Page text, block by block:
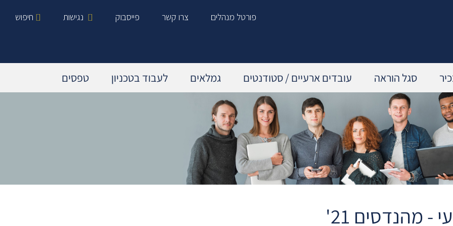
פורטל מנהלים צרו קשר פייסבוק נגישות חיפוש
תכנית הדרכה שנתית
עדכון מקצועי – מהנדסים 21'
קורסים וסדנאות
פיתוח מנהלים
הפסקת עבודה ביוזמת העובד/ת
הפסקת עבודה ביוזמת המעסיק
לאחר סיום העסקה
עובדים המבוטחים בפנסיה תקציבית
עובדים המבוטחים בפנסיה צוברת
פדיון מחלה וחופשה
סגל הוראה עובדים ארעיים / סטודנטים גמלאים לעבוד בטכניון טפסים
- מהנדסים 21'